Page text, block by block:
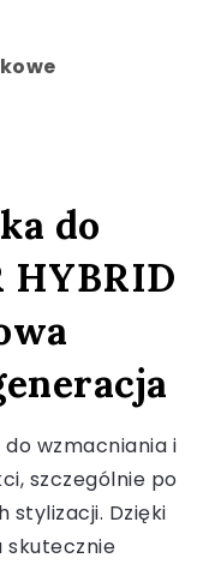
do
HYBRID
wzmacniania i
szczególnie po
stylizacji. Dzięki
skutecznie